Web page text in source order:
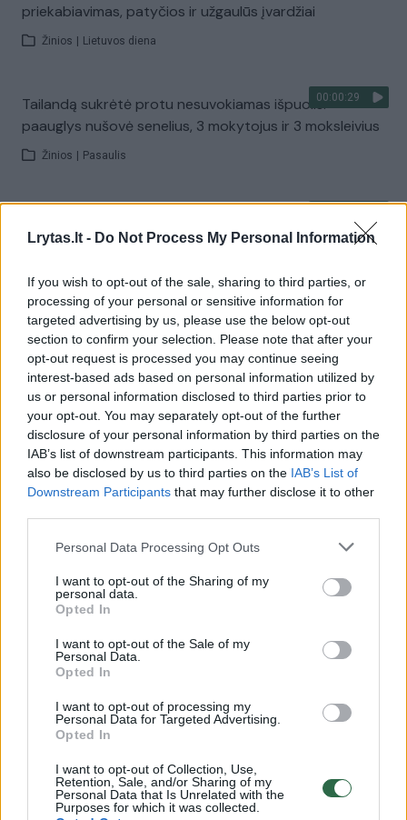
Lrytas.lt - Do Not Process My Personal Information
If you wish to opt-out of the sale, sharing to third parties, or
processing of your personal or sensitive information for
targeted advertising by us, please use the below opt-out
section to confirm your selection. Please note that after your
opt-out request is processed you may continue seeing
interest-based ads based on personal information utilized by
us or personal information disclosed to third parties prior to
your opt-out. You may separately opt-out of the further
disclosure of your personal information by third parties on the
IAB’s list of downstream participants. This information may
also be disclosed by us to third parties on the IAB’s List of
Downstream Participants that may further disclose it to other
Personal Data Processing Opt Outs
I want to opt-out of the Sharing of my
personal data.
Opted In
I want to opt-out of the Sale of my
Personal Data.
Opted In
I want to opt-out of processing my
Personal Data for Targeted Advertising.
Opted In
I want to opt-out of Collection, Use,
Retention, Sale, and/or Sharing of my
Personal Data that Is Unrelated with the
Purposes for which it was collected.
priekabiavimas, patyčios ir užgaulūs įvardžiai
Žinios Lietuvos diena
00:00:29
Tailandą sukrėtė protu nesuvokiamas išpuolis:
paauglys nušovė senelius, 3 mokytojus ir 3 moksleivius
Žinios Pasaulis
apgynė čempionų vardą
Visi įrašai
Žiūrimiausi įrašai
00:00:30
Vaizdai iš tragiškos avarijos Vilniaus r.: dviejų moterų ir
vaiko gyvybių išgelbėti nepavyko
00:00:57
Savaitės vidurys nusimato karštas: temperatūra kils iki
32 laipsnių šilumos
Žinios | Orai
00:00:59
Nufilmavo, kaip patvino Vilniaus Vakarinis aplinkkelis:
vaizdas pribloškia
Žinios Lietuvos diena